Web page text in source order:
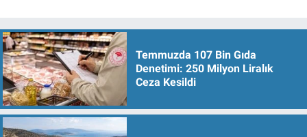
Temmuzda 107 Bin Gıda
Denetimi: 250 Milyon Liralık
Ceza Kesildi